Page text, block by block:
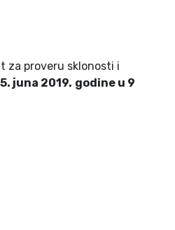
za proveru sklonosti i
5. juna 2019. godine u 9